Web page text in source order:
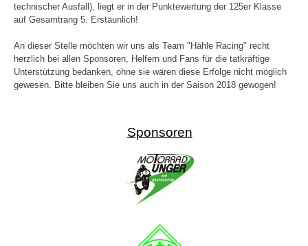
technischer Ausfall), liegt er in der Punktewertung der 125er Klasse
auf Gesamtrang 5. Erstaunlich!
An dieser Stelle möchten wir uns als Team "Hähle Racing" recht
herzlich bei allen Sponsoren, Helfern und Fans für die tatkräftige
Unterstützung bedanken, ohne sie wären diese Erfolge nicht möglich
gewesen. Bitte bleiben Sie uns auch in der Saison 2018 gewogen!
Sponsoren